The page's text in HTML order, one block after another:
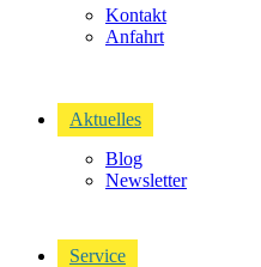
Kontakt
Anfahrt
Aktuelles
Blog
Newsletter
Service